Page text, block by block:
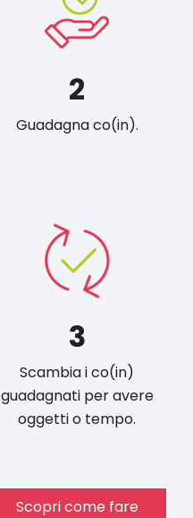
2
Guadagna co(in).
3
Scambia i co(in)
guadagnati per avere
oggetti o tempo.
Scopri come fare